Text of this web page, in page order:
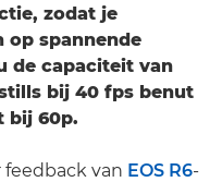
zodat je
op spannende
de capaciteit van
bij 40 fps benut
bij 60p.
van EOS R6-